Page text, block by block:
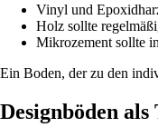
Vinyl und
Holz sollte
Mikrozement sollte
Ein Boden, der zu den
Designböden als